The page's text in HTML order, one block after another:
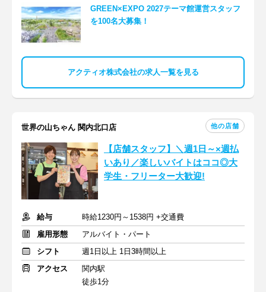
GREEN×EXPO 2027テーマ館運営スタッフ
を100名大募集！
アクティオ株式会社の求人一覧を見る
世界の山ちゃん 関内北口店 他の店舗
【店舗スタッフ】＼週1日～×週払
いあり／楽しいバイトはココ◎大
学生・フリーター大歓迎!
給与
時給1230円～1538円 +交通費
雇用形態
アルバイト・パート
シフト
週1日以上 1日3時間以上
アクセス
関内駅
徒歩1分